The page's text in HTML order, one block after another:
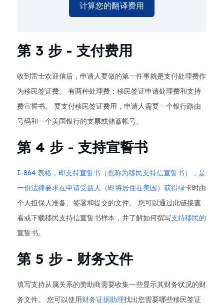
计算您的翻译费用
第 3 步 - 支付费用
收到雷士欢迎信后，申请人要做的第一件事就是支付处理费作
为移民签证费。 有两种处理费：移民签证申请处理费和支持
费宣誓书。 要支付移民签证费用，申请人需要一个银行路由
号码和一个美国银行的支票或储蓄帐号。
第 4 步 - 支持宣誓书
I-864 表格，即支持宣誓书（也称为移民支持信宣誓书），是
一份法律要求在申请受益人（即将居住在美国）获得绿卡时由
个人担保人准备、签署和提交的文件。 您可以通过此链接查
看或下载移民支持信宣誓书样本，并了解如何撰写支持移民的
宣誓书。
第 5 步 - 财务文件
填写支持从属关系的赞助商需要收集一些显示其财务状况的财
务文件。 您可以使用财务证据助理找出您需要哪些移民签证